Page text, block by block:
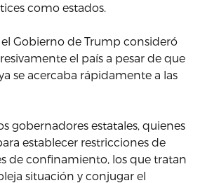
como estados.
el Gobierno de Trump consideró
el país a pesar de que
se acercaba rápidamente a las
gobernadores estatales, quienes
establecer restricciones de
de confinamiento, los que tratan
situación y conjugar el